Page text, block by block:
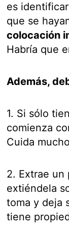
es
que se
colocación
Habría que
Además,
1. Si sólo
comienza
Cuida
2. Extrae
extiéndela
toma y deja
tiene